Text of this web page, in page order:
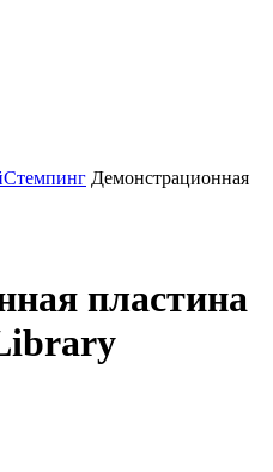
Стемпинг Демонстрационная
пластина